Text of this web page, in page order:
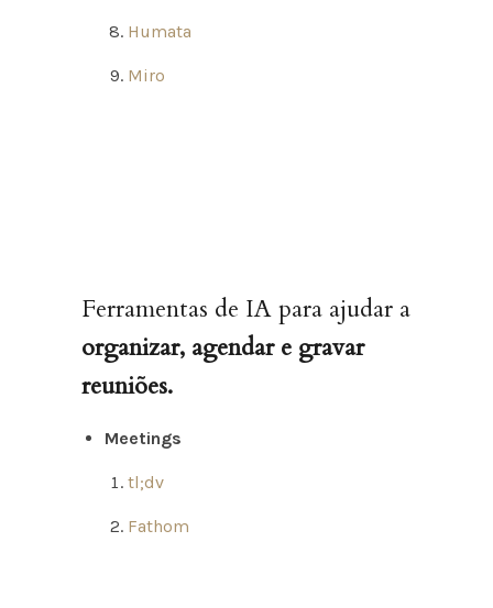
Humata
Miro
Ferramentas de IA para ajudar a
organizar, agendar e gravar
reuniões.
Meetings
tl;dv
Fathom